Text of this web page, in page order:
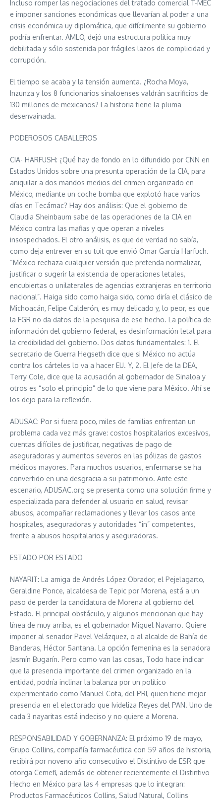
Incluso romper las negociaciones del tratado comercial T-MEC
e imponer sanciones económicas que llevarían al poder a una
crisis económica uy diplomática, que difícilmente su gobierno
podría enfrentar. AMLO, dejó una estructura política muy
debilitada y sólo sostenida por frágiles lazos de complicidad y
corrupción.
El tiempo se acaba y la tensión aumenta. ¿Rocha Moya,
Inzunza y los 8 funcionarios sinaloenses valdrán sacrificios de
130 millones de mexicanos? La historia tiene la pluma
desenvainada.
PODEROSOS CABALLEROS
CIA- HARFUSH: ¿Qué hay de fondo en lo difundido por CNN en
Estados Unidos sobre una presunta operación de la CIA, para
aniquilar a dos mandos medios del crimen organizado en
México, mediante un coche bomba que explotó hace varios
días en Tecámac? Hay dos análisis: Que el gobierno de
Claudia Sheinbaum sabe de las operaciones de la CIA en
México contra las mafias y que operan a niveles
insospechados. El otro análisis, es que de verdad no sabía,
como deja entrever en su tuit que envió Omar García Harfuch.
“México rechaza cualquier versión que pretenda normalizar,
justificar o sugerir la existencia de operaciones letales,
encubiertas o unilaterales de agencias extranjeras en territorio
nacional”. Haiga sido como haiga sido, como diría el clásico de
Michoacán, Felipe Calderón, es muy delicado y, lo peor, es que
la FGR no da datos de la pesquisa de ese hecho. La política de
información del gobierno federal, es desinformación letal para
la credibilidad del gobierno. Dos datos fundamentales: 1. El
secretario de Guerra Hegseth dice que si México no actúa
contra los cárteles lo va a hacer EU. Y, 2. El Jefe de la DEA,
Terry Cole, dice que la acusación al gobernador de Sinaloa y
otros es “solo el principio” de lo que viene para México. Ahí se
los dejo para la reflexión.
ADUSAC: Por si fuera poco, miles de familias enfrentan un
problema cada vez más grave: costos hospitalarios excesivos,
cuentas difíciles de justificar, negativas de pago de
aseguradoras y aumentos severos en las pólizas de gastos
médicos mayores. Para muchos usuarios, enfermarse se ha
convertido en una desgracia a su patrimonio. Ante este
escenario, ADUSAC.org se presenta como una solución firme y
especializada para defender al usuario en salud, revisar
abusos, acompañar reclamaciones y llevar los casos ante
hospitales, aseguradoras y autoridades “in” competentes,
frente a abusos hospitalarios y aseguradoras.
ESTADO POR ESTADO
NAYARIT: La amiga de Andrés López Obrador, el Pejelagarto,
Geraldine Ponce, alcaldesa de Tepic por Morena, está a un
paso de perder la candidatura de Morena al gobierno del
Estado. El principal obstáculo, y algunos mencionan que hay
línea de muy arriba, es el gobernador Miguel Navarro. Quiere
imponer al senador Pavel Velázquez, o al alcalde de Bahía de
Banderas, Héctor Santana. La opción femenina es la senadora
Jasmín Bugarín. Pero como van las cosas, Todo hace indicar
que la presencia importante del crimen organizado en la
entidad, podría inclinar la balanza por un político
experimentado como Manuel Cota, del PRI, quien tiene mejor
presencia en el electorado que Ivideliza Reyes del PAN. Uno de
cada 3 nayaritas está indeciso y no quiere a Morena.
RESPONSABILIDAD Y GOBERNANZA: El próximo 19 de mayo,
Grupo Collins, compañía farmacéutica con 59 años de historia,
recibirá por noveno año consecutivo el Distintivo de ESR que
otorga Cemefi, además de obtener recientemente el Distintivo
Hecho en México para las 4 empresas que lo integran:
Productos Farmacéuticos Collins, Salud Natural, Collins